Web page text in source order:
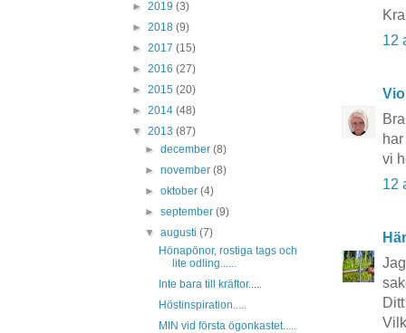
12
vi
12
► 2019 (3)
► 2018 (9)
► 2017 (15)
► 2016 (27)
► 2015 (20)
► 2014 (48)
▼ 2013 (87)
►december(8)
►november(8)
►oktober(4)
►september(9)
▼augusti(7)
Hönapönor, rostiga tags och
lite odling......
Inte bara till kräftor.....
Höstinspiration.....
MIN vid första ögonkastet.....